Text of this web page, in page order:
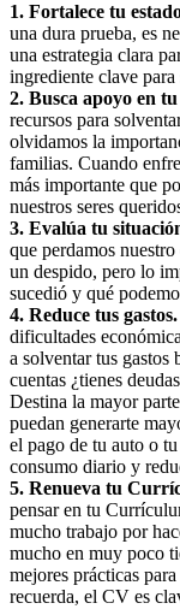
1. Fortalece tu
una dura prueba, es
una estrategia clara
ingrediente clave
2. Busca apoyo en
recursos para
olvidamos la
familias. Cuando
más importante que
nuestros seres
3. Evalúa tu
que perdamos
un despido, pero lo
sucedió y qué
4. Reduce tus gastos.
dificultades
a solventar tus
cuentas ¿tienes
Destina la mayor
puedan generarte
el pago de tu auto o
consumo diario y
5. Renueva tu
pensar en tu
mucho trabajo por
mucho en muy poco
mejores prácticas
recuerda, el CV es